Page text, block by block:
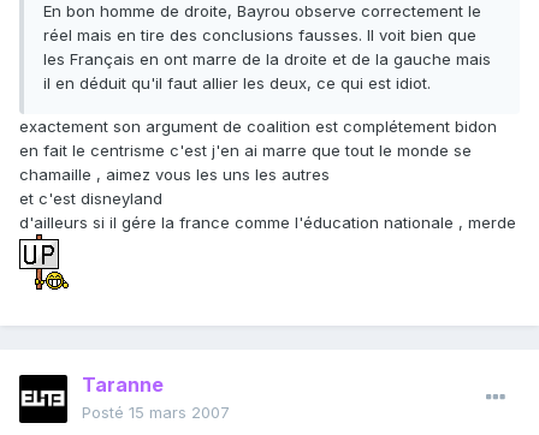
En bon homme de droite, Bayrou observe correctement le
réel mais en tire des conclusions fausses. Il voit bien que
les Français en ont marre de la droite et de la gauche mais
il en déduit qu'il faut allier les deux, ce qui est idiot.
exactement son argument de coalition est complétement bidon
en fait le centrisme c'est j'en ai marre que tout le monde se
chamaille , aimez vous les uns les autres
et c'est disneyland
d'ailleurs si il gére la france comme l'éducation nationale , merde
Taranne
Posté 15 mars 2007